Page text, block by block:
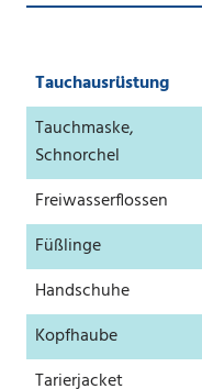
Tauchausrüstung
Tauchmaske,
Schnorchel
Freiwasserflossen
Füßlinge
Handschuhe
Kopfhaube
Tarierjacket